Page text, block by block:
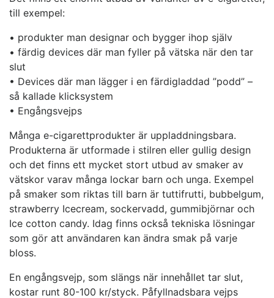
till exempel:
• produkter man designar och bygger ihop själv
• färdig devices där man fyller på vätska när den tar
slut
• Devices där man lägger i en färdigladdad ”podd” –
så kallade klicksystem
• Engångsvejps
Många e-cigarettprodukter är uppladdningsbara.
Produkterna är utformade i stilren eller gullig design
och det finns ett mycket stort utbud av smaker av
vätskor varav många lockar barn och unga. Exempel
på smaker som riktas till barn är tuttifrutti, bubbelgum,
strawberry Icecream, sockervadd, gummibjörnar och
Ice cotton candy. Idag finns också tekniska lösningar
som gör att användaren kan ändra smak på varje
bloss.
En engångsvejp, som slängs när innehållet tar slut,
kostar runt 80-100 kr/styck. Påfyllnadsbara vejps